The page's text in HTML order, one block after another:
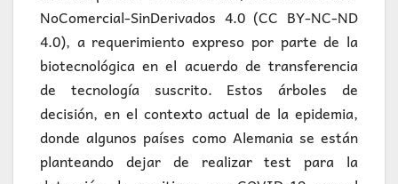
NoComercial-SinDerivados 4.0 (CC BY-NC-ND
4.0), a requerimiento expreso por parte de la
biotecnológica en el acuerdo de transferencia
de tecnología suscrito. Estos árboles de
decisión, en el contexto actual de la epidemia,
donde algunos países como Alemania se están
planteando dejar de realizar test para la